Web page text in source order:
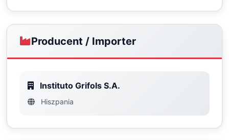
Producent / Importer
Instituto Grifols S.A.
Hiszpania